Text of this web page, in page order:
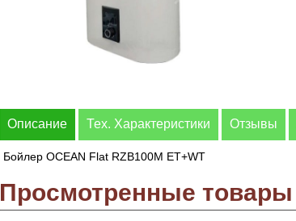
Описание Тех. Характеристики Отзывы
Бойлер OCEAN Flat RZB100M ET+WT
Просмотренные товары